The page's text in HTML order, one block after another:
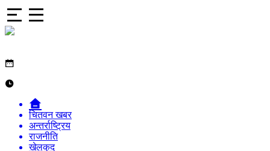
चितवन खबर
अन्तर्राष्ट्रिय
राजनीति
खेलकुद